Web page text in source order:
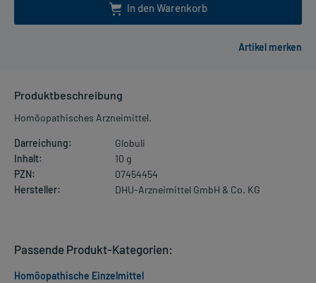
In den Warenkorb
Produktbeschreibung
Homöopathisches Arzneimittel.
Darreichung:
Globuli
Inhalt:
10 g
PZN:
07454454
Hersteller:
DHU-Arzneimittel GmbH & Co. KG
Passende Produkt-Kategorien:
Homöopathische Einzelmittel